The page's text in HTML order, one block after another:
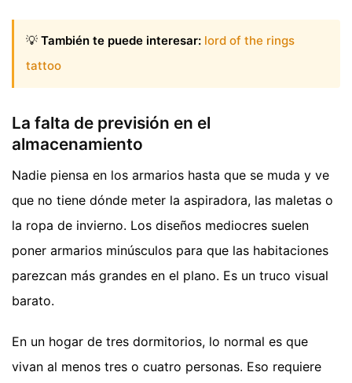
💡 También te puede interesar: lord of the rings
tattoo
La falta de previsión en el
almacenamiento
Nadie piensa en los armarios hasta que se muda y ve
que no tiene dónde meter la aspiradora, las maletas o
la ropa de invierno. Los diseños mediocres suelen
poner armarios minúsculos para que las habitaciones
parezcan más grandes en el plano. Es un truco visual
barato.
En un hogar de tres dormitorios, lo normal es que
vivan al menos tres o cuatro personas. Eso requiere